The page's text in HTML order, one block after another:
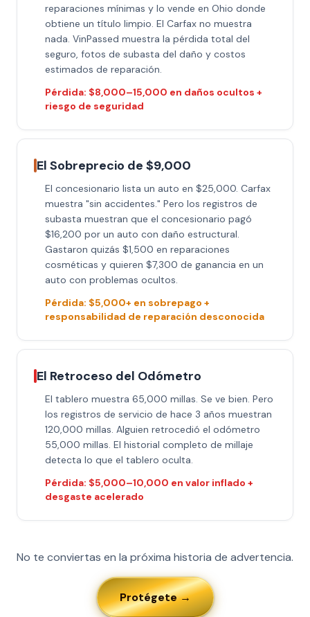
reparaciones mínimas y lo vende en Ohio donde
obtiene un título limpio. El Carfax no muestra
nada. VinPassed muestra la pérdida total del
seguro, fotos de subasta del daño y costos
estimados de reparación.
Pérdida: $8,000–15,000 en daños ocultos +
riesgo de seguridad
El Sobreprecio de $9,000
El concesionario lista un auto en $25,000. Carfax
muestra "sin accidentes." Pero los registros de
subasta muestran que el concesionario pagó
$16,200 por un auto con daño estructural.
Gastaron quizás $1,500 en reparaciones
cosméticas y quieren $7,300 de ganancia en un
auto con problemas ocultos.
Pérdida: $5,000+ en sobrepago +
responsabilidad de reparación desconocida
El Retroceso del Odómetro
El tablero muestra 65,000 millas. Se ve bien. Pero
los registros de servicio de hace 3 años muestran
120,000 millas. Alguien retrocedió el odómetro
55,000 millas. El historial completo de millaje
detecta lo que el tablero oculta.
Pérdida: $5,000–10,000 en valor inflado +
desgaste acelerado
No te conviertas en la próxima historia de advertencia.
Protégete →